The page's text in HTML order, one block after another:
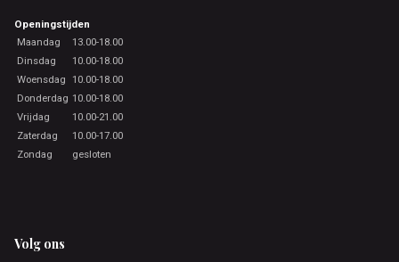
Openingstijden
Maandag
13.00-18.00
Dinsdag
10.00-18.00
Woensdag 10.00-18.00
Donderdag 10.00-18.00
Vrijdag
10.00-21.00
Zaterdag
10.00-17.00
Zondag
gesloten
Volg ons